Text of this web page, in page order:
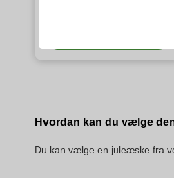
Hvordan kan du vælge
Du kan vælge en juleæske fra